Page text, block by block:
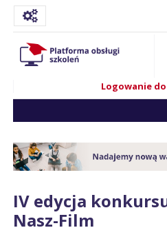
Logowanie
IV edycja
Nasz-Film